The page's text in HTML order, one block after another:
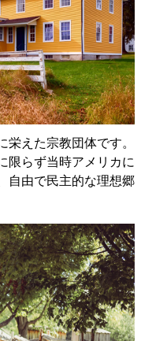
栄えた宗教団体です。
限らず当時アメリカに
自由で民主的な理想郷